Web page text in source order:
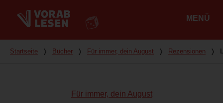
MENÜ
Du bist hier
Startseite ❭ Bücher ❭ Für immer, dein August ❭ Rezensionen ❭
Für immer, dein August